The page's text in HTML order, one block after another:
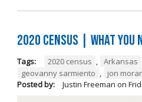
2020 Census | What You
Tags: 2020 census , Arkansas
geovanny sarmiento , jon
Posted by:
Justin Freeman on